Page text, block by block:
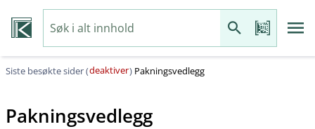
Siste besøkte sider (deaktiver) Pakningsvedlegg
Pakningsvedlegg